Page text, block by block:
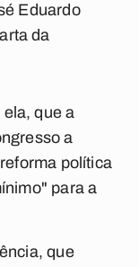
Eduardo
da
que a
a
política
para a
que